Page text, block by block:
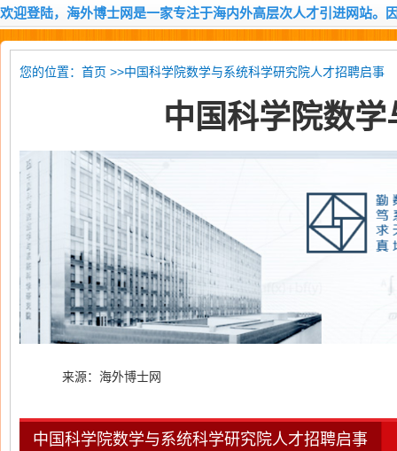
欢迎登陆，海外博士网是一家专注于海内外高层次人才引进网站。
您的位置： 首页 >>中国科学院数学与系统科学研究院人才招聘启事
中国科学院数
来源：海外博士网
中国科学院数学与系统科学研究院人才招聘启事